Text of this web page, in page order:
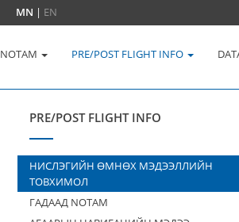
MN | EN
NOTAM PRE/POST FLIGHT INFO
PRE/POST FLIGHT INFO
НИСЛЭГИЙН ӨМНӨХ МЭДЭЭЛЛИЙН
ТОВХИМОЛ
ГАДААД NOTAM